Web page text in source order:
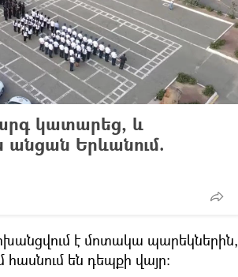
կատարեց, և
անցան Երևանում.
է մոտակա պարեկներին,
են դեպքի վայր։